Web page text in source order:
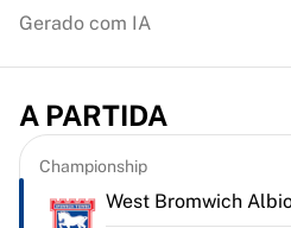
LA Clippers
Virtus Bologna
Ver tudo sobre basquete
Principais equipes da NBA
Charlotte Hornets
Chicago Bulls
Portland Trail Blazers
Gerado com IA
A PARTIDA
Championship
West Bromwich